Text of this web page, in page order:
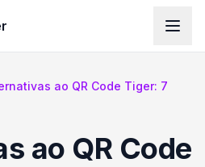
ao QR Code Tiger: 7
ao QR Code